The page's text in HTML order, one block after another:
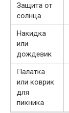
Защита от
солнца
Накидка
или
дождевик
Палатка
или коврик
для
пикника